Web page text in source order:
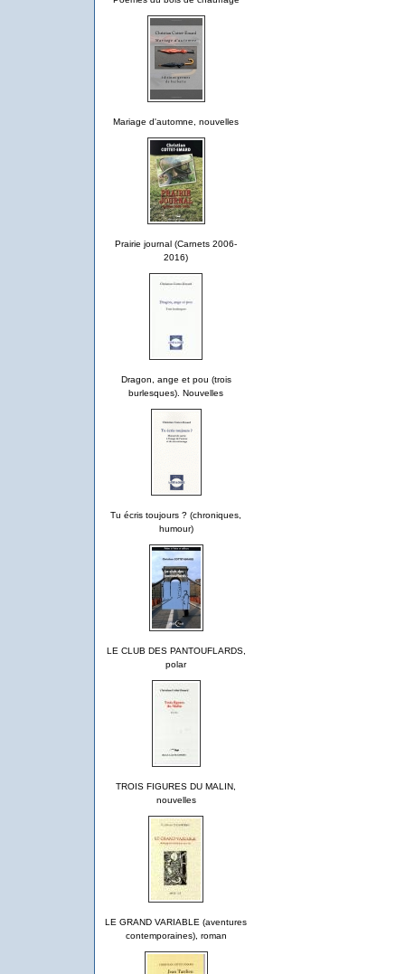
Mariage d'automne, nouvelles
Prairie journal (Carnets 2006-
2016)
Dragon, ange et pou (trois
burlesques). Nouvelles
Tu écris toujours ? (chroniques,
humour)
LE CLUB DES PANTOUFLARDS,
polar
TROIS FIGURES DU MALIN,
nouvelles
LE GRAND VARIABLE (aventures
contemporaines), roman